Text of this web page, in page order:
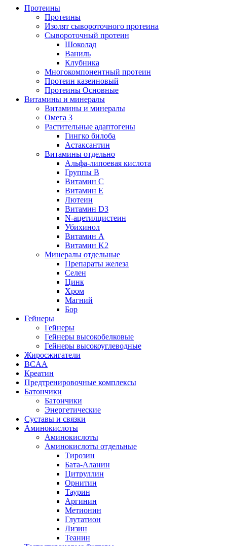
Протеины
Протеины
Изолят сывороточного протеина
Сывороточный протеин
Шоколад
Ваниль
Клубника
Многокомпонентный протеин
Протеин казеиновый
Протеины Основные
Витамины и минералы
Витамины и минералы
Омега 3
Растительные адаптогены
Гингко билоба
Астаксантин
Витамины отдельно
Альфа-липоевая кислота
Группы B
Витамин С
Витамин Е
Лютеин
Витамин D3
N-ацетилцистеин
Убихинол
Витамин А
Витамин K2
Минералы отдельные
Препараты железа
Селен
Цинк
Хром
Магний
Бор
Гейнеры
Гейнеры
Гейнеры высокобелковые
Гейнеры высокоуглеводные
Жиросжигатели
BCAA
Креатин
Предтренировочные комплексы
Батончики
Батончики
Энергетические
Суставы и связки
Аминокислоты
Аминокислоты
Аминокислоты отдельные
Тирозин
Бата-Аланин
Цитруллин
Орнитин
Таурин
Аргинин
Метионин
Глутатион
Лизин
Теанин